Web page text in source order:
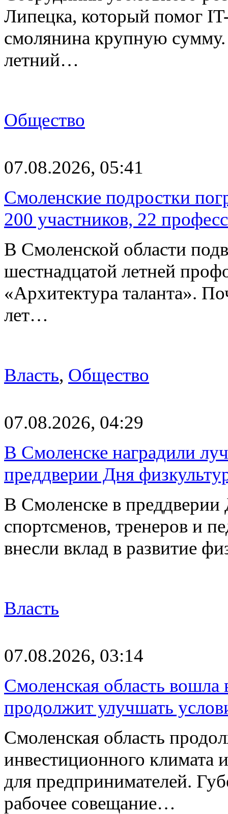
Липецка, который помог
смолянина крупную
летний…
Общество
07.08.2026, 05:41
Смоленские подростки
200 участников, 22
В Смоленской области
шестнадцатой летней
«Архитектура таланта».
лет…
Власть, Общество
07.08.2026, 04:29
В Смоленске наградили
преддверии Дня
В Смоленске в преддверии
спортсменов, тренеров и
внесли вклад в развитие
Власть
07.08.2026, 03:14
Смоленская область
продолжит улучшать
Смоленская область
инвестиционного климата
для предпринимателей.
рабочее совещание…